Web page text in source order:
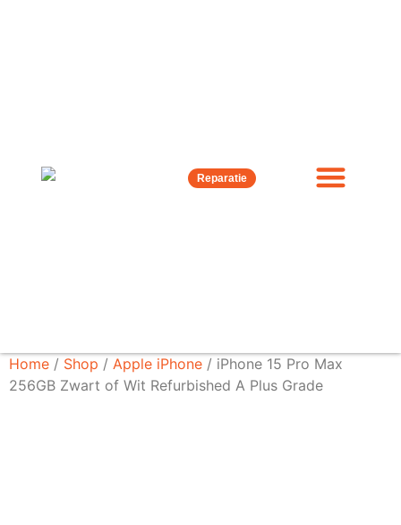
Reparatie
Home / Shop / Apple iPhone / iPhone 15 Pro Max
256GB Zwart of Wit Refurbished A Plus Grade